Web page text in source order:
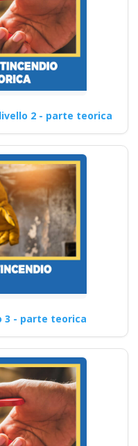
2 - parte teorica
3 - parte teorica